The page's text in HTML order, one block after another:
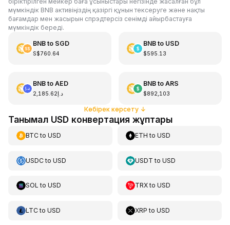
мүмкіндік BNB активіңіздің қазіргі құнын тексеруге және нақты
бағамдар мен жасырын спрэдтерсіз сенімді айырбастауға
мүмкіндік береді.
BNBto SGD
S$760.64
BNBto USD
$595.13
BNBto AED
د.إ2,185.62
BNBto ARS
$892,103
Көбірек көрсету↓
Танымал USD конвертация жұптары
BTCto USD ETH toUSD
USDCto USD USDT toUSD
SOL to USD TRXtoUSD
LTCto USD XRP toUSD